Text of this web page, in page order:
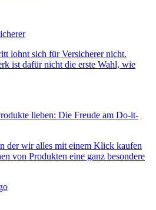
lohnt sich für Versicherer nicht.
ist dafür nicht die erste Wahl, wie
lieben: Die Freude am Do-it-
der wir alles mit einem Klick kaufen
von Produkten eine ganz besondere